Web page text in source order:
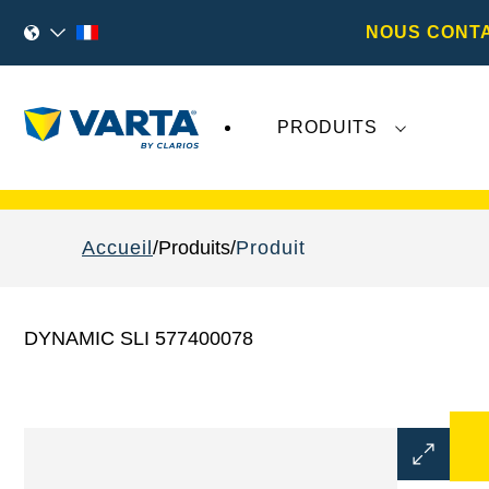
NOUS
PRODUITS
Accueil Produits Produit
DYNAMIC SLI 577400078
Ouvrir
la